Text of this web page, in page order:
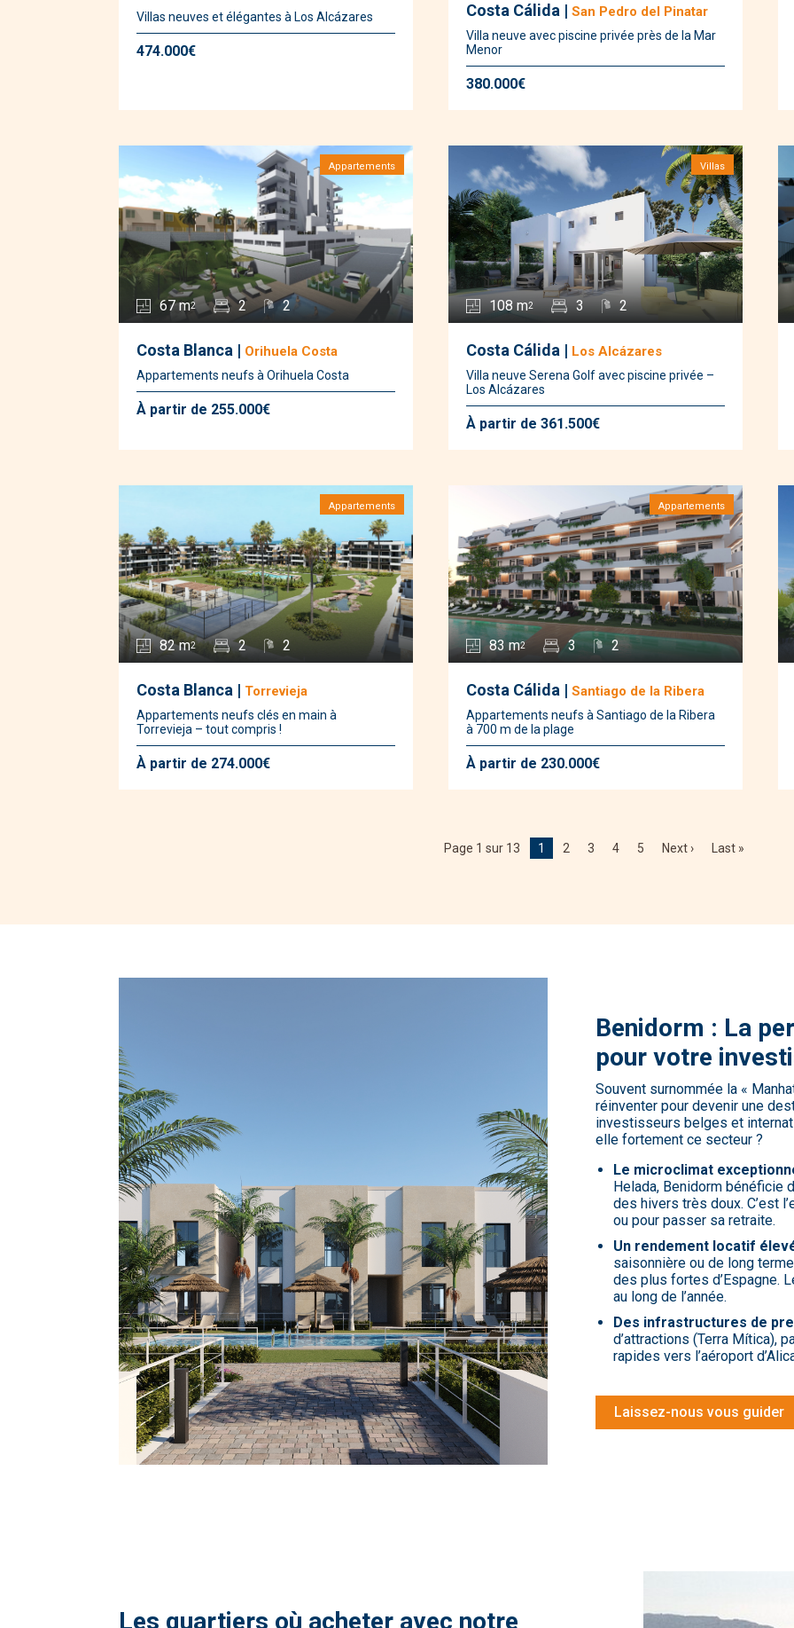
Villas neuves et élégantes à Los Alcázares
474.000€
Costa Cálida |San Pedro del Pinatar
Villa neuve avec piscine privée près de la Mar
Menor
380.000€
67 m2 2 2
Appartements
Costa Blanca | Orihuela Costa
Appartements neufs à Orihuela Costa
À partir de 255.000€
108 m2 3 2
Villas
Costa Cálida | Los Alcázares
Villa neuve Serena Golf avec piscine privée –
Los Alcázares
À partir de 361.500€
82 m2 2 2
Appartements
Costa Blanca | Torrevieja
Appartements neufs clés en main à
Torrevieja – tout compris !
À partir de 274.000€
83 m2 3 2
Appartements
Costa Cálida |Santiago de la Ribera
Appartements neufs à Santiago de la Ribera
à 700 m de la plage
À partir de 230.000€
Page 1 sur 13 1 2 3 4 5 Next › Last »
Benidorm : La
pour votre
Souvent surnommée la «
réinventer pour devenir une
investisseurs belges et
elle fortement ce secteur ?
Le microclimat
Helada, Benidorm bénéficie
des hivers très doux. C’est
ou pour passer sa retraite.
Un rendement locatif
saisonnière ou de long
des plus fortes d’Espagne.
au long de l’année.
Des infrastructures de
d’attractions (Terra Mítica),
rapides vers l’aéroport
Laissez-nous vous guider
Les quartiers où acheter avec notre